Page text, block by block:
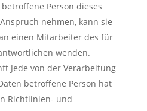
Person dieses
nehmen, kann sie
einen Mitarbeiter des für
wenden.
Jede von der Verarbeitung
betroffene Person hat
Richtlinien- und